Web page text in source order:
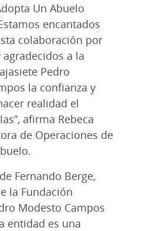
Un Abuelo
encantados
colaboración por
a la
Pedro
la confianza y
realidad el
afirma Rebeca
de Operaciones de
Fernando Berge,
la Fundación
Modesto Campos
entidad es una